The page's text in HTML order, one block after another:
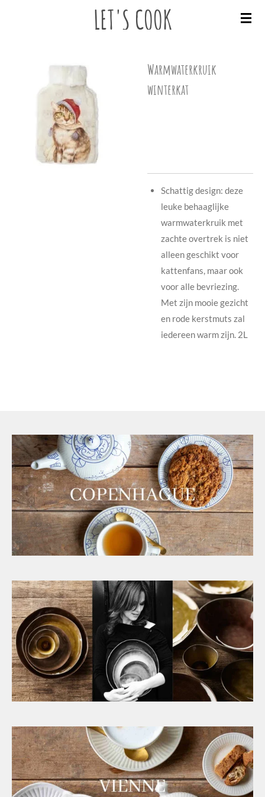
LET'S COOK
Warmwaterkruik
winterkat
Schattig design: deze
leuke behaaglijke
warmwaterkruik met
zachte overtrek is niet
alleen geschikt voor
kattenfans, maar ook
voor alle bevriezing.
Met zijn mooie gezicht
en rode kerstmuts zal
iedereen warm zijn. 2L